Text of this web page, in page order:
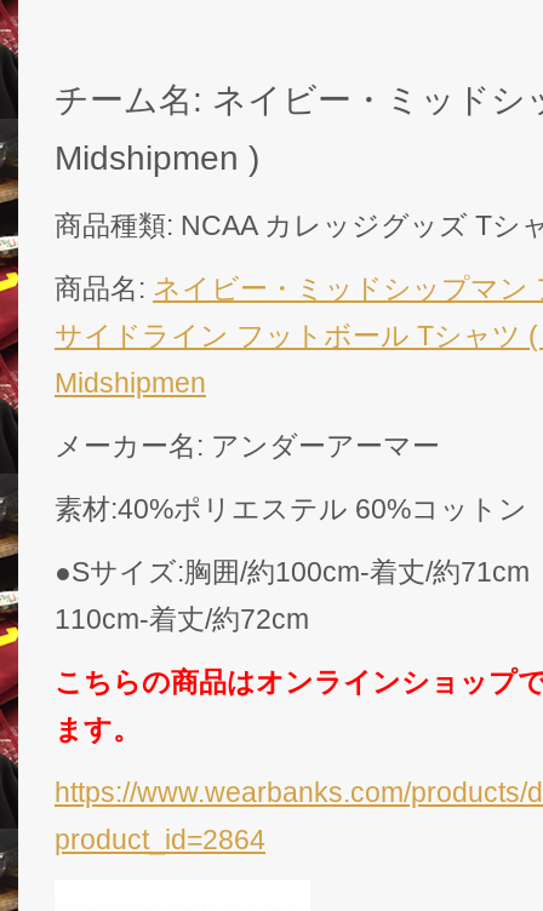
チーム名: ネイビー・ミッドシ
Midshipmen )
商品種類: NCAA カレッジグッズ Tシ
商品名: ネイビー・ミッドシップマン
サイドライン フットボール Tシャツ
Midshipmen
メーカー名: アンダーアーマー
素材:40%ポリエステル 60%コット
●Sサイズ:胸囲/約100cm-着丈/約
110cm-着丈/約72cm
こちらの商品はオンラインショップ
ます。
https://www.wearbanks.com/products/
product_id=2864